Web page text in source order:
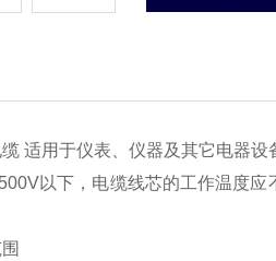
适用于仪表、仪器及其它电器设
以下，电缆线芯的工作温度